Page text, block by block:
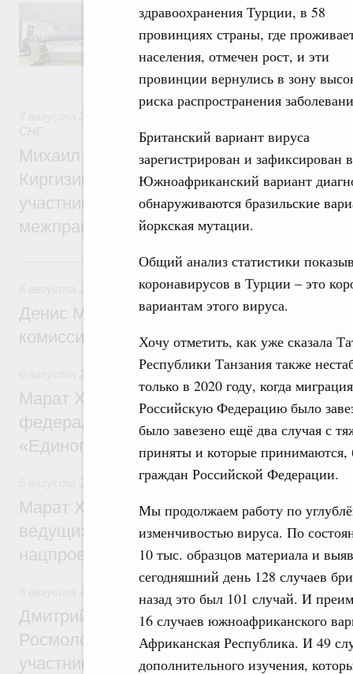
здравоохранения Турции, в 58
провинциях страны, где
населения, отмечен рост, и эти
провинции вернулись в зону
риска распространения
Британский вариант вируса
зарегистрирован и
Южноафриканский вариант
обнаруживаются бразильские
йоркская мутации.
Общий анализ статистики
коронавирусов в Турции – это
вариантам этого вируса.
Хочу отметить, как уже сказала
Республики Танзания также
только в 2020 году, когда
Российскую Федерацию было
было завезено ещё два случая с
приняты и которые принимаются,
граждан Российской Федерации.
Мы продолжаем работу по
изменчивостью вируса. По
10 тыс. образцов материала и
сегодняшний день 128 случаев
назад это был 101 случай. И
16 случаев южноафриканского
Африканская Республика. И 49
дополнительного изучения,
В повестке заседания актуальные
числе совершенствование кооперации в
регулирования и администрирования,
железнодорожных перевозок,
рынка.
СНГ
Михаил Мишустин принял участие во
Киргизии Садыра Жапарова с главами
участников заседания Евразийского
межправительственного совета
6 августа, четверг
Общие вопросы промышленной политики
Денис Мантуров провёл заседание
комиссии по промышленности
Регулирование в сфере строительства
Марат Хуснуллин: Более 130
федерального значения построено под
«Единого заказчика»
Национальный проект «Инфраструктура
Марат Хуснуллин: Порядка 200
ведущих к спортивным объектам,
нацпроекту «Инфраструктура для
Молодёжная политика
Дмитрий Чернышенко, Сергей Кравцов и
Росмолодёжи Григорий Гуров
участников проекта «Кольцо открытий»